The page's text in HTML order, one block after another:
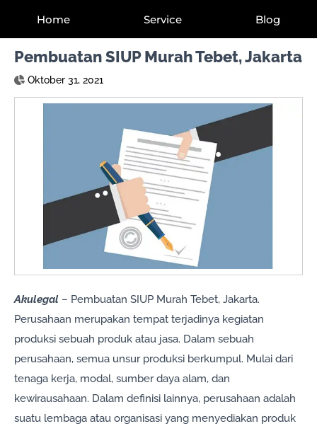
Home Service Blog
Pembuatan SIUP Murah Tebet, Jakarta
Oktober 31, 2021
Akulegal – Pembuatan SIUP Murah Tebet, Jakarta.
Perusahaan merupakan tempat terjadinya kegiatan
produksi sebuah produk atau jasa. Dalam sebuah
perusahaan, semua unsur produksi berkumpul. Mulai dari
tenaga kerja, modal, sumber daya alam, dan
kewirausahaan. Dalam definisi lainnya, perusahaan adalah
suatu lembaga atau organisasi yang menyediakan produk